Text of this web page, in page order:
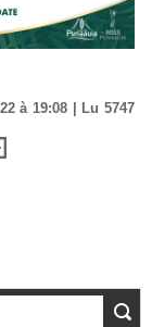
à 19:08 | Lu 5747